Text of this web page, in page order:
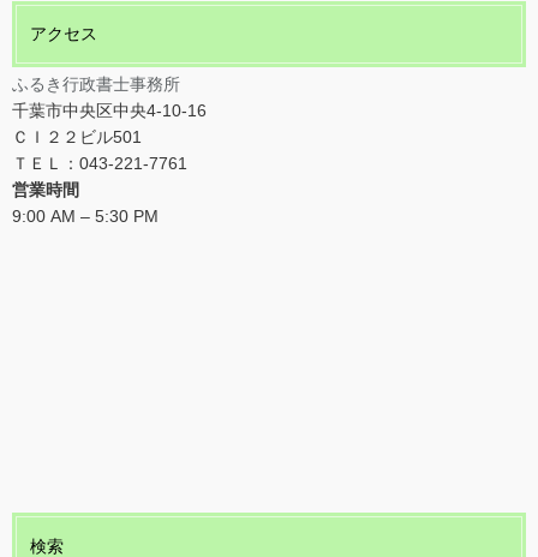
アクセス
ふるき行政書士事務所
千葉市中央区中央4-10-16
ＣＩ２２ビル501
ＴＥＬ：043-221-7761
営業時間
9:00 AM – 5:30 PM
検索